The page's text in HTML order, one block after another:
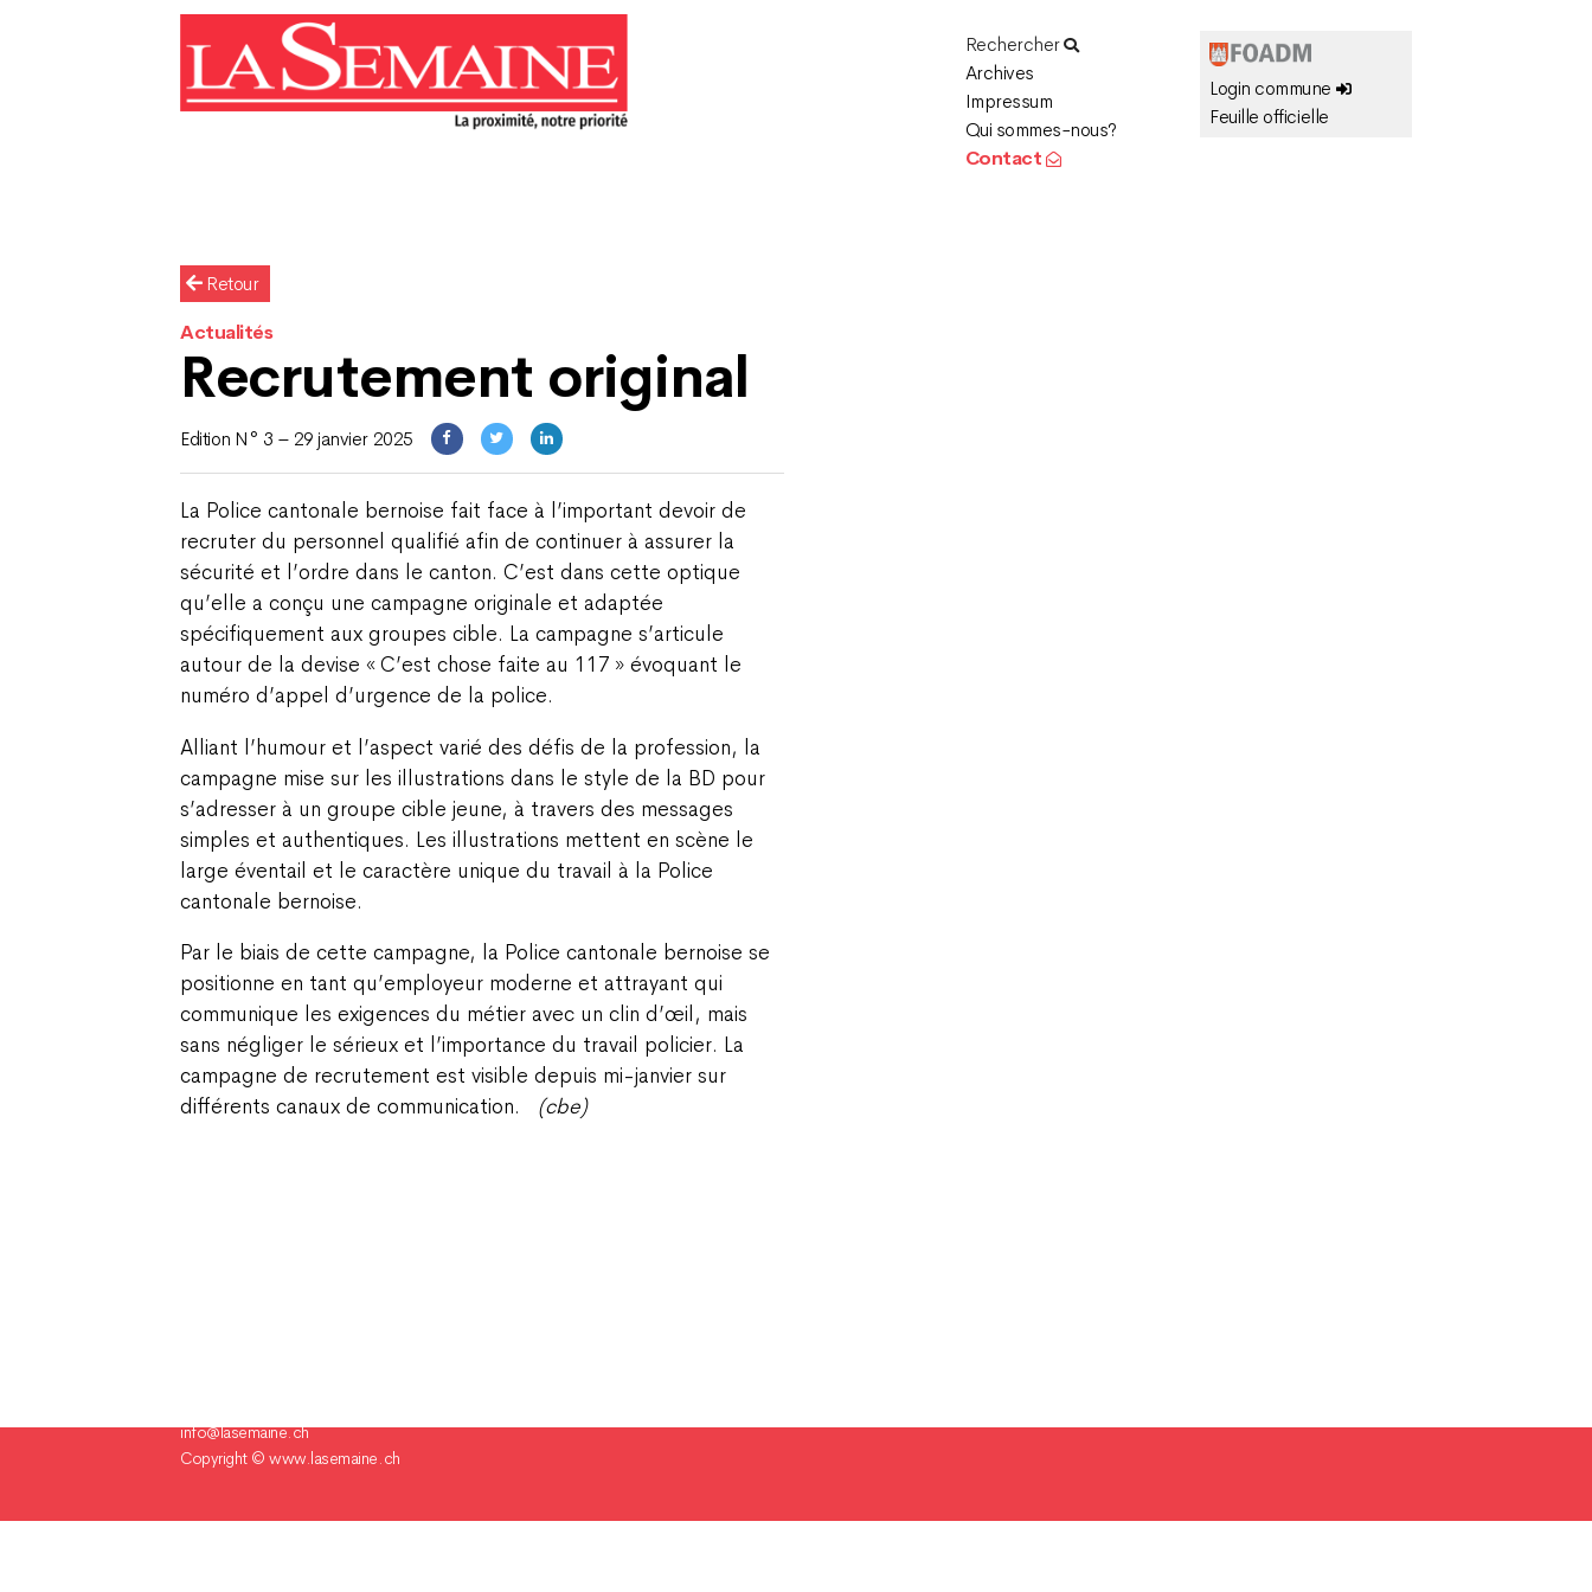
Rechercher
Archives
Impressum
Qui sommes-nous?
Contact
Login commune
Feuille officielle
Retour
Actualités
Recrutement original
Edition N° 3 – 29 janvier 2025
La Police cantonale bernoise fait face à l’important devoir de
recruter du personnel qualifié afin de continuer à assurer la
sécurité et l’ordre dans le canton. C’est dans cette optique
qu’elle a conçu une campagne originale et adaptée
spécifiquement aux groupes cible. La campagne s’articule
autour de la devise « C’est chose faite au 117 » évoquant le
numéro d’appel d’urgence de la police.
Alliant l’humour et l’aspect varié des défis de la profession, la
campagne mise sur les illustrations dans le style de la BD pour
s’adresser à un groupe cible jeune, à travers des messages
simples et authentiques. Les illustrations mettent en scène le
large éventail et le caractère unique du travail à la Police
cantonale bernoise.
Par le biais de cette campagne, la Police cantonale bernoise se
positionne en tant qu’employeur moderne et attrayant qui
communique les exigences du métier avec un clin d’œil, mais
sans négliger le sérieux et l’importance du travail policier. La
campagne de recrutement est visible depuis mi-janvier sur
différents canaux de communication. (cbe)
info@lasemaine.ch
Copyright ©www.lasemaine.ch